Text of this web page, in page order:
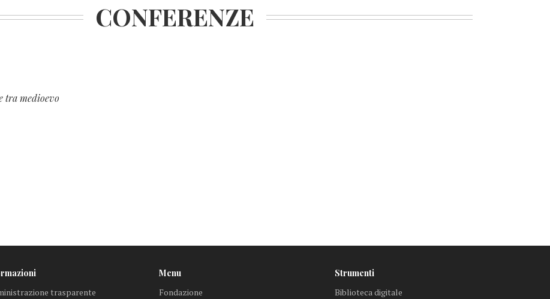
CONFERENZE
tra medioevo
trasparente
Menu
Fondazione
Strumenti
Biblioteca digitale